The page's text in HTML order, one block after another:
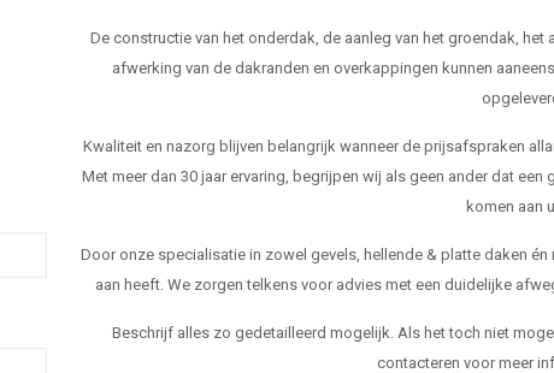
De constructie van het onderdak, de aanleg van het groendak,
afwerking van de dakranden en overkappingen kunnen
Kwaliteit en nazorg blijven belangrijk wanneer de prijsafspraken
Met meer dan 30 jaar ervaring, begrijpen wij als geen ander dat
komen aan
Door onze specialisatie in zowel gevels, hellende & platte daken
aan heeft. We zorgen telkens voor advies met een duidelijke
Beschrijf alles zo gedetailleerd mogelijk. Als het toch niet
contacteren voor meer